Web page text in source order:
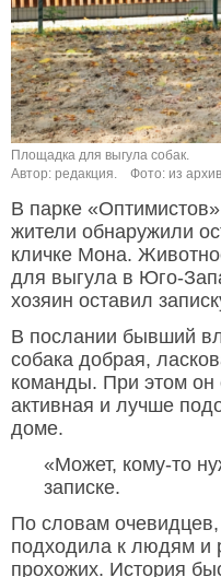
Площадка для выгула собак.
Автор: редакция.
Фото: из
В парке
жители обнаружили
кличке Мона.
для выгула в Юго-
хозяин оставил
В послании бывший
собака добрая,
команды. При этом он
активная и лучше
доме.
«Может, кому-то
записке.
По словам очевидцев,
подходила к людям и
прохожих. История